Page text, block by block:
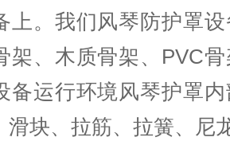
上。我们风琴防护罩
架、木质骨架、PVC
备运行环境风琴护罩
滑块、拉筋、拉簧、尼